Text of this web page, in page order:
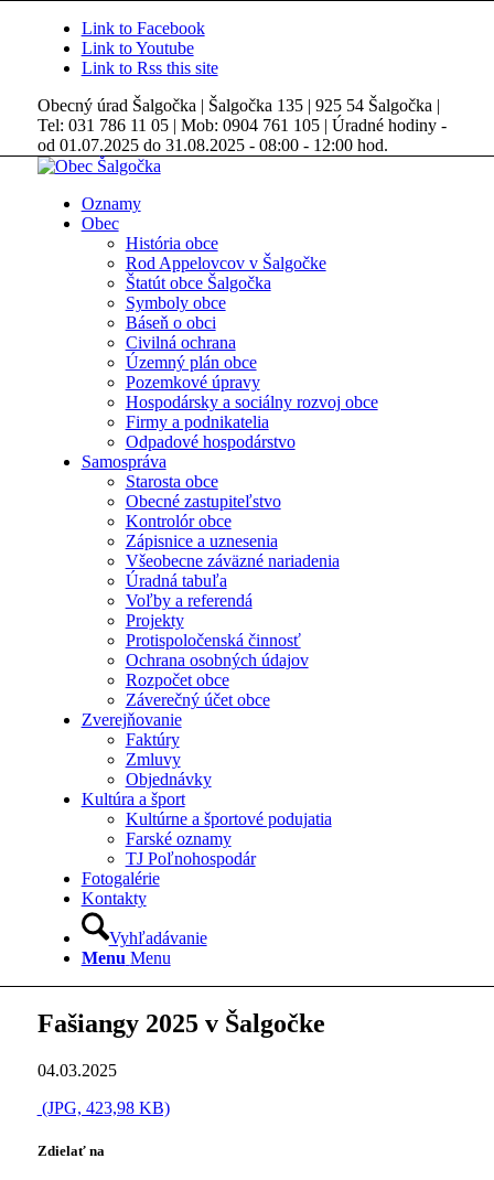
Link to Facebook
Link to Youtube
Link to Rss this site
Obecný úrad Šalgočka | Šalgočka 135 | 925 54 Šalgočka |
Tel: 031 786 11 05 | Mob: 0904 761 105 | Úradné hodiny -
od 01.07.2025 do 31.08.2025 - 08:00 - 12:00 hod.
Oznamy
Obec
História obce
Rod Appelovcov v Šalgočke
Štatút obce Šalgočka
Symboly obce
Báseň o obci
Civilná ochrana
Územný plán obce
Pozemkové úpravy
Hospodársky a sociálny rozvoj obce
Firmy a podnikatelia
Odpadové hospodárstvo
Samospráva
Starosta obce
Obecné zastupiteľstvo
Kontrolór obce
Zápisnice a uznesenia
Všeobecne záväzné nariadenia
Úradná tabuľa
Voľby a referendá
Projekty
Protispoločenská činnosť
Ochrana osobných údajov
Rozpočet obce
Záverečný účet obce
Zverejňovanie
Faktúry
Zmluvy
Objednávky
Kultúra a šport
Kultúrne a športové podujatia
Farské oznamy
TJ Poľnohospodár
Fotogalérie
Kontakty
Vyhľadávanie
Menu Menu
Fašiangy 2025 v Šalgočke
04.03.2025
(JPG, 423,98 KB)
Zdielať na